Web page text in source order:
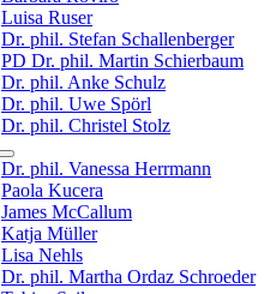
Luisa Ruser
Dr. phil. Stefan Schallenberger
PD Dr. phil. Martin Schierbaum
Dr. phil. Anke Schulz
Dr. phil. Uwe Spörl
Dr. phil. Christel Stolz
Dr. phil. Vanessa Herrmann
Paola Kucera
James McCallum
Katja Müller
Lisa Nehls
Dr. phil. Martha Ordaz Schroeder